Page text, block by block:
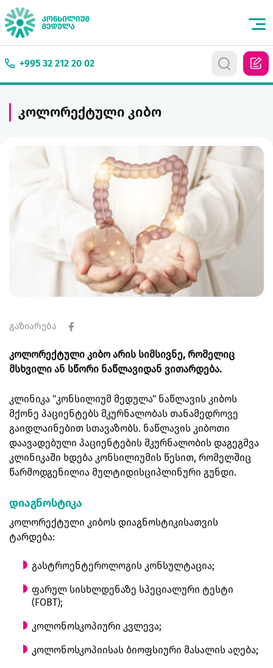
+995 32 212 20 02
კოლორექტული კიბო
გაზიარება
კოლორექტული კიბო არის სიმსივნე, რომელიც
მსხვილი ან სწორი ნაწლავიდან ვითარდება.
კლინიკა "კონსილიუმ მედულა" ნაწლავის კიბოს
მქონე პაციენტებს მკურნალობას თანამედროვე
გაიდლაინებით სთავაზობს. ნაწლავის კიბოთი
დაავადებული პაციენტების მკურნალობის დაგეგმვა
კლინიკაში ხდება კონსილიუმის წესით, რომელშიც
წარმოდგენილია მულტიდისციპლინური გუნდი.
დიაგნოსტიკა
კოლორექტული კიბოს დიაგნოსტიკისათვის
ტარდება:
გასტროენტეროლოგის კონსულტაცია;
ფარულ სისხლდენაზე სპეციალური ტესტი
(FOBT);
კოლონოსკოპიური კვლევა;
კოლონოსკოპიისას ბიოფსიური მასალის აღება;